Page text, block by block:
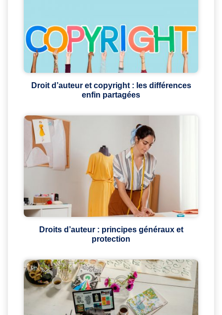
Droit d’auteur et copyright : les différences
enfin partagées
Droits d’auteur : principes généraux et
protection